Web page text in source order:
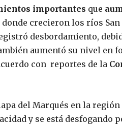
importantes que
crecieron los ríos
desbordamiento,
aumentó su nivel en
con reportes de la
del Marqués en la
y se está desfogando